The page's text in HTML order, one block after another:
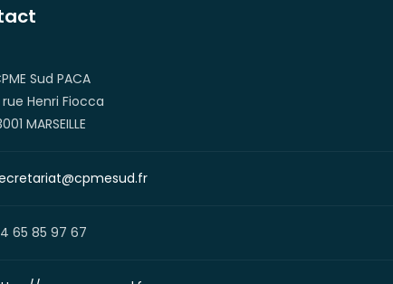
Sud PACA
rue Henri Fiocca
MARSEILLE
65 85 97 67